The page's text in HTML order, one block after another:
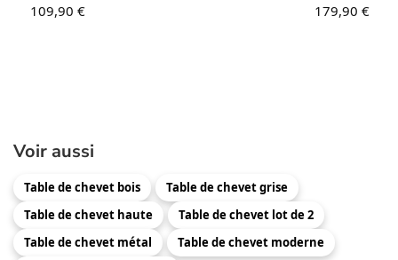
109,90 € 179,90 €
Voir aussi
Table de chevet bois
Table de chevet grise
Table de chevet haute
Table de chevet lot de 2
Table de chevet métal
Table de chevet moderne